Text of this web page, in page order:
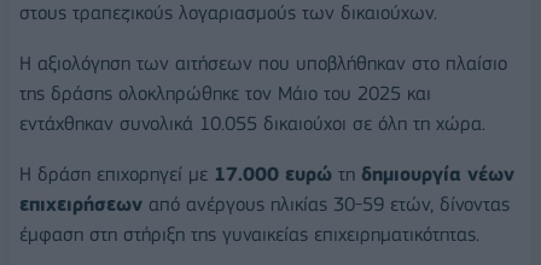
στους τραπεζικούς λογαριασμούς των δικαιούχων.
Η αξιολόγηση των αιτήσεων που υποβλήθηκαν στο πλαίσιο
της δράσης ολοκληρώθηκε τον Μάιο του 2025 και
εντάχθηκαν συνολικά 10.055 δικαιούχοι σε όλη τη χώρα.
Η δράση επιχορηγεί με 17.000 ευρώ τη δημιουργία νέων
επιχειρήσεων από ανέργους ηλικίας 30-59 ετών, δίνοντας
έμφαση στη στήριξη της γυναικείας επιχειρηματικότητας.